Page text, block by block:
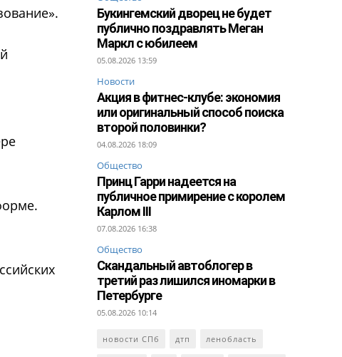
Букингемский дворец не будет
публично поздравлять Меган
Маркл с юбилеем
05.08.2026 13:59
Новости
Акция в фитнес-клубе: экономия
или оригинальный способ поиска
второй половинки?
04.08.2026 18:09
Общество
Принц Гарри надеется на
публичное примирение с королем
Карлом III
07.08.2026 16:38
Общество
Скандальный автоблогер в
третий раз лишился иномарки в
Петербурге
05.08.2026 10:14
новости СПб дтп ленобласть